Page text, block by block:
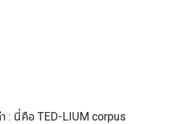
: นี่คือ TED-LIUM corpus